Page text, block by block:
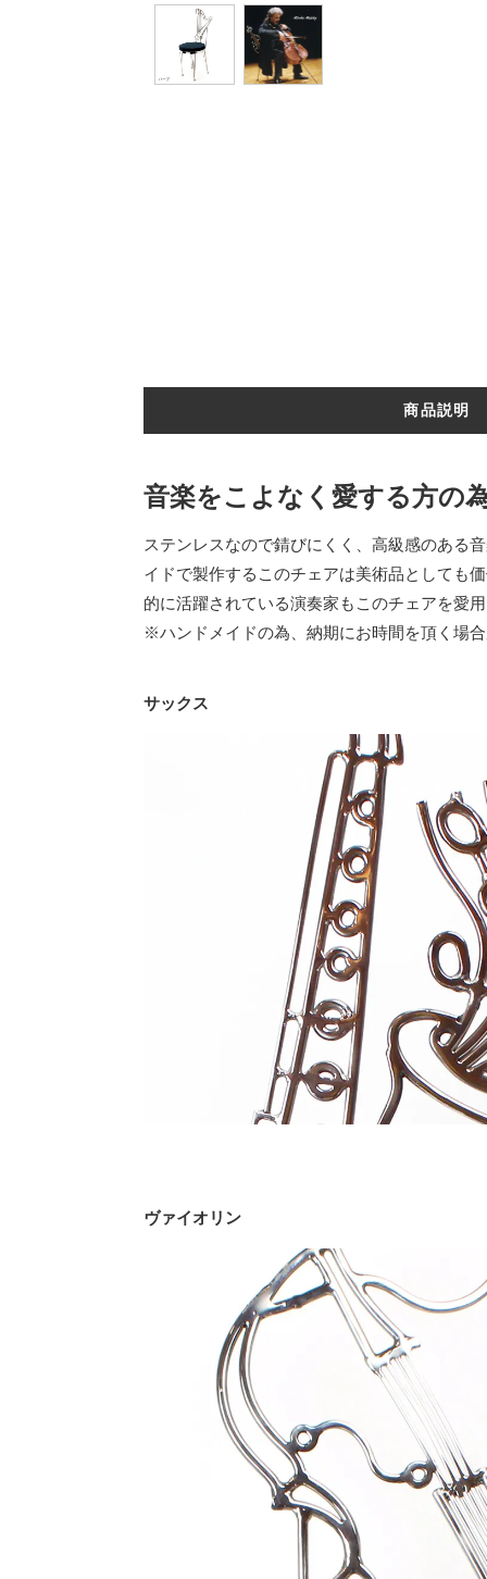
商品説明
音楽をこよなく愛する方の
ステンレスなので錆びにくく、高級感のある
イドで製作するこのチェアは美術品としても
的に活躍されている演奏家もこのチェアを愛
※ハンドメイドの為、納期にお時間を頂く場
サックス
ヴァイオリン